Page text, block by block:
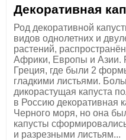
Декоративная
Род декоративной
видов однолетних и
растений,
Африки, Европы и Азии.
Греция, где были 2
гладкими листьями.
дикорастущая капуста
в Россию декоративная
Черного моря, но она
капусты
и разрезными листьям...